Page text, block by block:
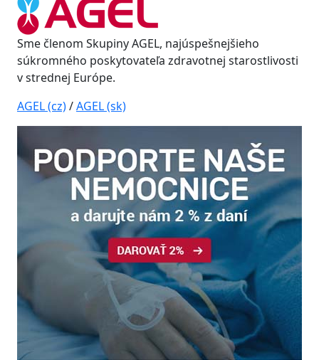
Sme členom Skupiny AGEL, najúspešnejšieho
súkromného poskytovateľa zdravotnej starostlivosti
v strednej Európe.
AGEL (cz)/AGEL (sk)